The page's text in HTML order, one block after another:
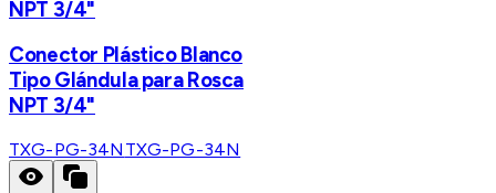
NPT 3/4"
Conector Plástico Blanco
Tipo Glándula para Rosca
NPT 3/4"
TXG-PG-34N TXG-PG-34N